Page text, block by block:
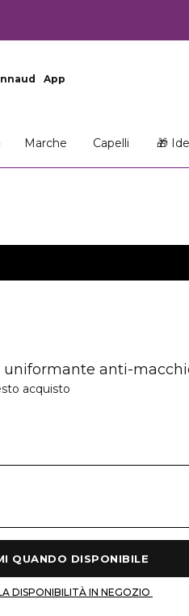
App
Marche Capelli 🎁
uniformante anti-
acquisto